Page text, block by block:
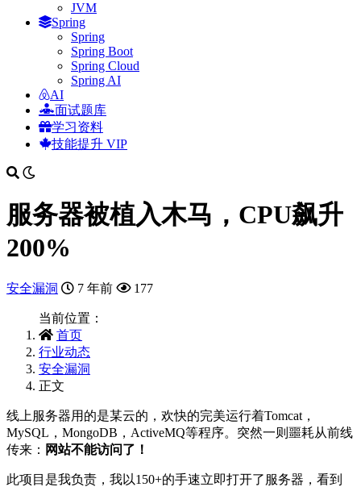
JVM
Spring
Spring
Spring Boot
Spring Cloud
Spring AI
AI
面试题库
学习资料
技能提升 VIP
服务器被植入木马，CPU飙升
200%
安全漏洞 7 年前 177
当前位置：
首页
行业动态
安全漏洞
正文
线上服务器用的是某云的，欢快的完美运行着Tomcat，
MySQL，MongoDB，ActiveMQ等程序。突然一则噩耗从前线
传来： 网站不能访问了！
此项目是我负责，我以150+的手速立即打开了服务器，看到